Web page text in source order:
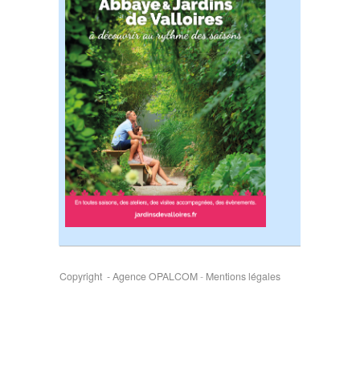
Copyright - Agence OPALCOM- Mentions légales